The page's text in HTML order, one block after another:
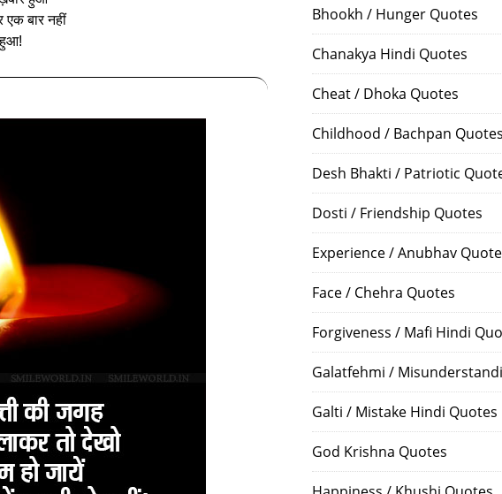
एक बार नहीं
हुआ!
Bhookh / Hunger Quotes
Chanakya Hindi Quotes
Cheat / Dhoka Quotes
Childhood / Bachpan Quotes
Desh Bhakti / Patriotic
Dosti / Friendship Quotes
Experience / Anubhav
Face / Chehra Quotes
Forgiveness / Mafi Hindi
Galatfehmi /
Galti / Mistake Hindi Quotes
God Krishna Quotes